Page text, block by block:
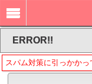
ERROR!!
スパム対策に引っかかっ